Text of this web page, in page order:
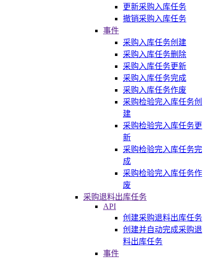
更新采购入库任务
撤销采购入库任务
事件
采购入库任务创建
采购入库任务删除
采购入库任务更新
采购入库任务完成
采购入库任务作废
采购检验完入库任务创
建
采购检验完入库任务更
新
采购检验完入库任务完
成
采购检验完入库任务作
废
采购退料出库任务
API
创建采购退料出库任务
创建并自动完成采购退
料出库任务
事件